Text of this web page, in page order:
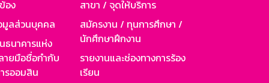
อง
มูลส่วนบุคคล
นาคารแห่ง
ายมือชื่อกำกับ
รออมสิน
สาขา / จุดให้บริการ
สมัครงาน / ทุนการศึกษา /
นักศึกษาฝึกงาน
รายงานและช่องทางการร้อง
เรียน